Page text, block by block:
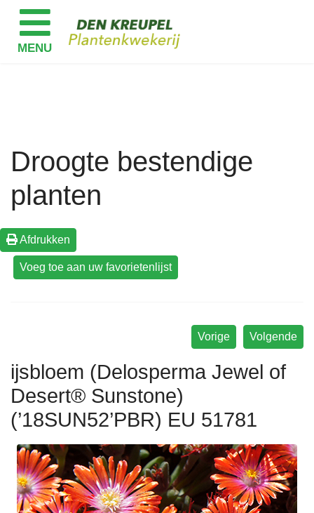
Droogte bestendige
planten
Afdrukken
Volgende
Vorige
ijsbloem (Delosperma Jewel of
Desert® Sunstone)
(’18SUN52’PBR) EU 51781